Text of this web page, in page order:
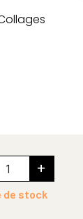
+
de stock